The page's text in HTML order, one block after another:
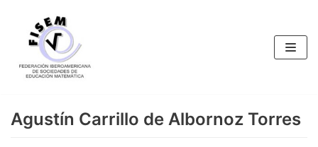
Saltar
contenido
Agustín Carrillo de Albornoz Torres